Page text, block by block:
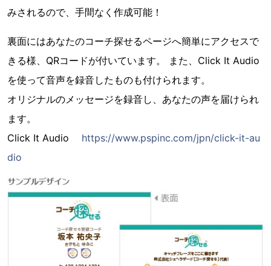
みされるので、手間なく作成可能！
裏面にはあなたのコーチ探せるページへ簡単にアクセスで
きる様、QRコードが付いています。 また、Click It Audio
を使って音声を録音したものも付けられます。
オリジナルのメッセージを録音し、あなたの声を届けられ
ます。
Click It Audio https://www.pspinc.com/jpn/click-it-au
dio